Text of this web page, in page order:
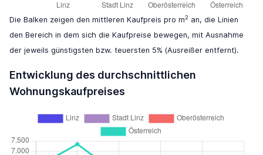
Die Balken zeigen den mittleren Kaufpreis pro m2 an, die Linien
den Bereich in dem sich die Kaufpreise bewegen, mit Ausnahme
der jeweils günstigsten bzw. teuersten 5% (Ausreißer entfernt).
Entwicklung des durchschnittlichen
Wohnungskaufpreises